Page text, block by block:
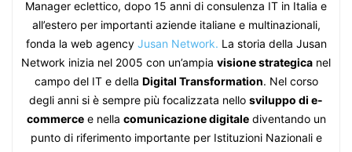
Manager eclettico, dopo 15 anni di consulenza IT in Italia e
all’estero per importanti aziende italiane e multinazionali,
fonda la web agency Jusan Network. La storia della Jusan
Network inizia nel 2005 con un’ampia visione strategica nel
campo del IT e della Digital Transformation. Nel corso
degli anni si è sempre più focalizzata nello sviluppo di e-
commercee nella comunicazione digitalediventando un
punto di riferimento importante per Istituzioni Nazionali e